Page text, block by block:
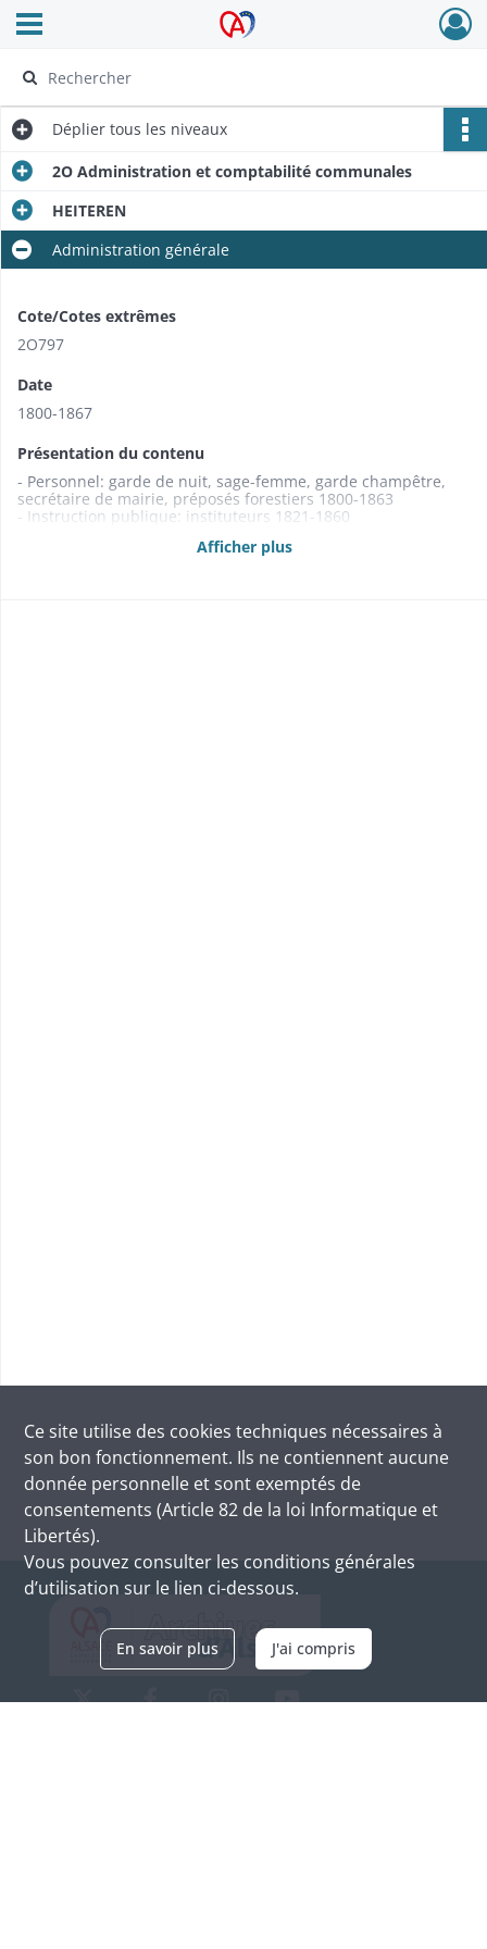
Archives Alsace - Colmar
Ouvrir le menu déroulant
Déplier tous les niveaux
2O Administration et comptabilité communales
HEITEREN
Administration générale
Cote/Cotes extrêmes
2O797
Date
1800-1867
Présentation du contenu
- Personnel: garde de nuit, sage-femme, garde champêtre,
secrétaire de mairie, préposés forestiers 1800-1863
- Instruction publique: instituteurs 1821-1860
- Aide aux indigents: distribution de soupe, ateliers de charité
Afficher plus
Ce site utilise des cookies techniques nécessaires à
son bon fonctionnement. Ils ne contiennent aucune
donnée personnelle et sont exemptés de
consentements (Article 82 de la loi Informatique et
Libertés).
Vous pouvez consulter les conditions générales
d’utilisation sur le lien ci-dessous.
En savoir plus J'ai compris